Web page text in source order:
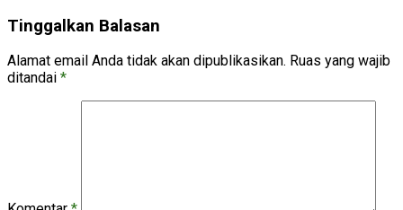
Tinggalkan Balasan
Alamat email Anda tidak akan dipublikasikan. Ruas yang wajib
ditandai *